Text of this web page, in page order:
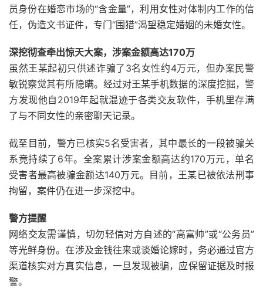
员身份在婚恋市场的“含金量”，利用女性对体制内工作的信
任，伪造文书证件，专门“围猎”渴望稳定婚姻的未婚女性。
深挖彻查牵出惊天大案，涉案金额高达170万
虽然王某起初只供述诈骗了3名女性约4万元，但办案民警
敏锐察觉其有所隐瞒。经过对王某手机数据的深度挖掘，警
方发现他自2019年起就混迹于各类交友软件，手机里存满
了与不同女性的亲密聊天记录。
截至目前，警方已核实5名受害者，其中最长的一段被骗关
系竟持续了6年。全案累计涉案金额高达约170万元，单名
受害者最高被骗金额达140万元。目前，王某已被依法刑事
拘留，案件仍在进一步深挖中。
警方提醒
网络交友需谨慎，切勿轻信对方自述的“高富帅”或“公务员”
等光鲜身份。在涉及金钱往来或谈婚论嫁时，务必通过官方
渠道核实对方真实信息，一旦发现被骗，应保留证据及时报
警。